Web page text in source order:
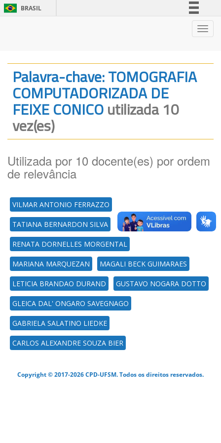
BRASIL
Legislação
Canais
Palavra-chave: TOMOGRAFIA
COMPUTADORIZADA DE
FEIXE CONICOutilizada 10
vez(es)
Utilizada por 10 docente(es) por ordem
de relevância
VILMAR ANTONIO FERRAZZO
TATIANA BERNARDON SILVA
RENATA DORNELLES MORGENTAL
MARIANA MARQUEZAN MAGALI BECK GUIMARAES
LETICIA BRANDAO DURAND GUSTAVO NOGARA DOTTO
GLEICA DAL' ONGARO SAVEGNAGO
GABRIELA SALATINO LIEDKE
CARLOS ALEXANDRE SOUZA BIER
Copyright © 2017-2026 CPD-UFSM. Todos os direitos reservados.